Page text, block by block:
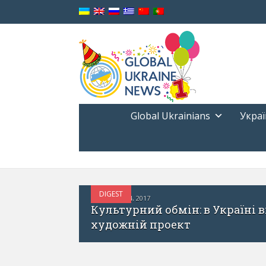
Global Ukrainians
Finnish Institute